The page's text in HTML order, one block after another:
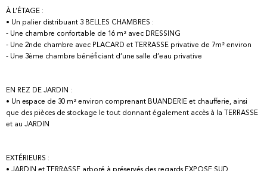
À L’ÉTAGE :
• Un palier distribuant 3 BELLES CHAMBRES :
- Une chambre confortable de 16 m² avec DRESSING
- Une 2nde chambre avec PLACARD et TERRASSE privative de 7m² environ
- Une 3ème chambre bénéficiant d’une salle d’eau privative
EN REZ DE JARDIN :
• Un espace de 30 m² environ comprenant BUANDERIE et chaufferie, ainsi
que des pièces de stockage le tout donnant également accès à la TERRASSE
et au JARDIN
EXTÉRIEURS :